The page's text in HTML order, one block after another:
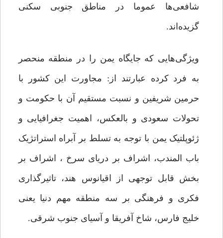
شافعی‌ها عموما در مناطق جنوبی سکنی
گزیده‌اند.
ویژگی‌هایی که جایگاه یمن را در منطقه منحصر
به فرد کرده عبارتند از: مجاورت این کشور با
حرمین شریفین و نسبت مستقیم آن با حکومت و
تحولات سعودی و بالعکس، اهمیت جغرافیایی و
ژئوپلتیک یمن با توجه به تسلط بر آبراه استراتژیک
باب المندب، اشراف بر دریای سرخ ، اشراف بر
بخش قابل توجهی از اقیانوس هند، تاثیرگذاری
فکری و فرهنگی بر سه منطقه مهم دنیا یعنی
خلیج فارس، شاخ آفریقا و آسیای جنوب شرقی.